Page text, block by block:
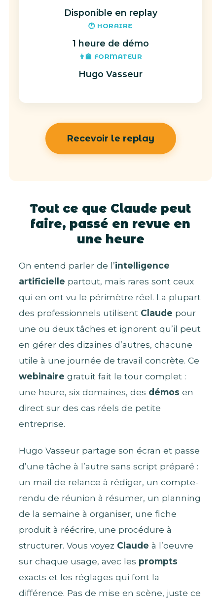
Disponible en replay
🕐 HORAIRE
1 heure de démo
👨‍🏫 FORMATEUR
Hugo Vasseur
Recevoir le replay
Tout ce que Claude peut
faire, passé en revue en
une heure
On entend parler de l’intelligence
artificielle partout, mais rares sont ceux
qui en ont vu le périmètre réel. La plupart
des professionnels utilisent Claude pour
une ou deux tâches et ignorent qu’il peut
en gérer des dizaines d’autres, chacune
utile à une journée de travail concrète. Ce
webinaire gratuit fait le tour complet :
une heure, six domaines, des démos en
direct sur des cas réels de petite
entreprise.
Hugo Vasseur partage son écran et passe
d’une tâche à l’autre sans script préparé :
un mail de relance à rédiger, un compte-
rendu de réunion à résumer, un planning
de la semaine à organiser, une fiche
produit à réécrire, une procédure à
structurer. Vous voyez Claude à l’oeuvre
sur chaque usage, avec les prompts
exacts et les réglages qui font la
différence. Pas de mise en scène, juste ce